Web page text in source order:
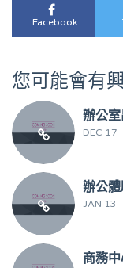
簡單創｜
https://
Facebook
您可能會有
辦公
DEC 17
辦公
JAN 13
商務